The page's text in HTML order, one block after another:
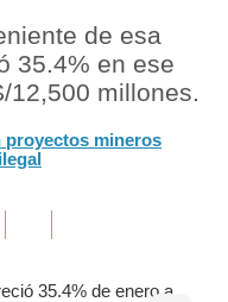
de esa
35.4% en ese
12,500 millones.
proyectos mineros